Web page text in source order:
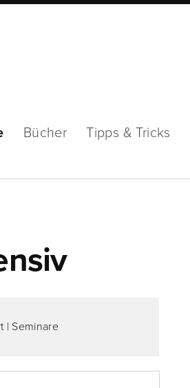
Bücher Tipps & Tricks
| Seminare